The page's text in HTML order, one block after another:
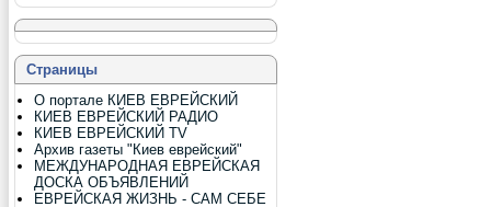
Страницы
О портале КИЕВ ЕВРЕЙСКИЙ
КИЕВ ЕВРЕЙСКИЙ РАДИО
КИЕВ ЕВРЕЙСКИЙ TV
Архив газеты "Киев еврейский"
МЕЖДУНАРОДНАЯ ЕВРЕЙСКАЯ
ДОСКА ОБЪЯВЛЕНИЙ
ЕВРЕЙСКАЯ ЖИЗНЬ - САМ СЕБЕ